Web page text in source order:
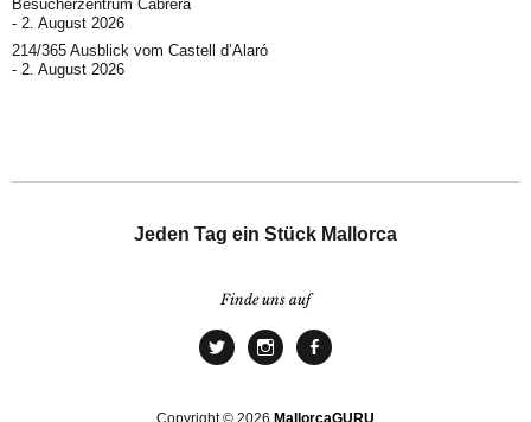
Besucherzentrum Cabrera
2. August 2026
214/365 Ausblick vom Castell d’Alaró
2. August 2026
Jeden Tag ein Stück Mallorca
Finde uns auf
Copyright © 2026 MallorcaGURU